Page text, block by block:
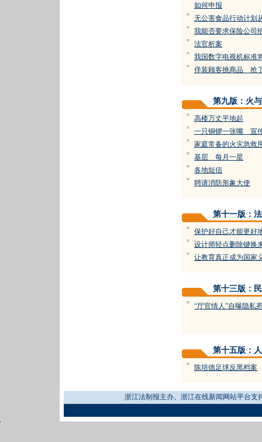
如何申报
= 无公害食品行动计划
= 我能否要求保险公司
= 法官析案
= 我国数字电视机标准
= 佯装顾客挑商品 抢
第九版：火
= 高楼万丈平地起
= 一只铜锣一张嘴 宣
= 家庭常备的火灾急救
= 基层 每月一星
= 各地短信
= 聘请消防形象大使
第十一版：
= 保护好自己才能更好
= 设计师轻点删除键换
= 让教育真正成为国家
第十三版：
= “厅官情人”自曝隐私
第十五版：
= 陈培德足球反黑档案
浙江法制报主办、浙江在线新闻网站平台